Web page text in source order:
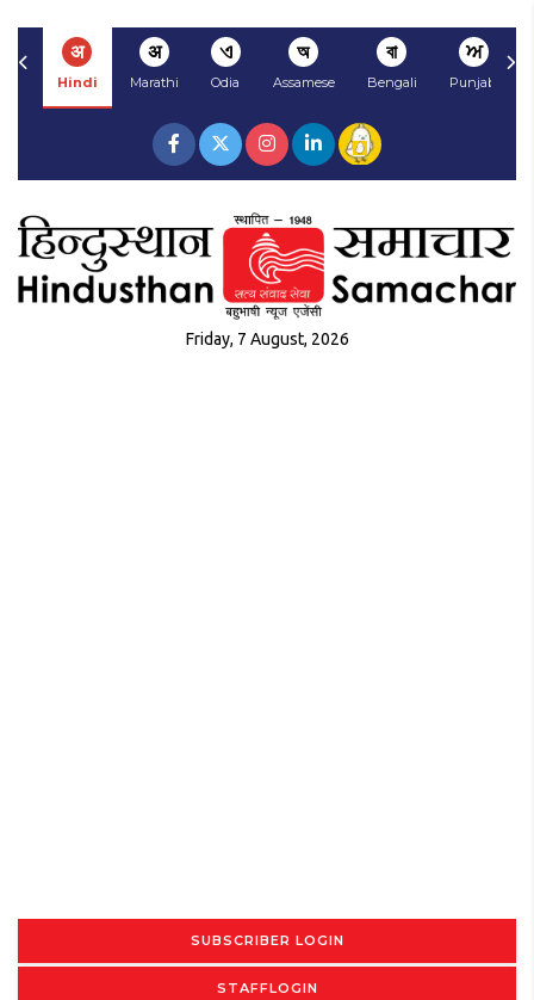
अ
Hindi
अ
Marathi
ଏ
Odia
অ
Assamese
বা
Bengali
ਅ
Punjabi
Friday, 7 August, 2026
SUBSCRIBER LOGIN
STAFFLOGIN